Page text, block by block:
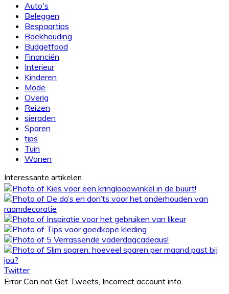
lekkere
maaltijd
Auto's
Beleggen
Bespaartips
Boekhouding
Budgetfood
Financiën
Interieur
Kinderen
Mode
Overig
Reizen
sieraden
Sparen
tips
Tuin
Wonen
Interessante artikelen
Twitter
Error Can not Get Tweets, Incorrect account info.